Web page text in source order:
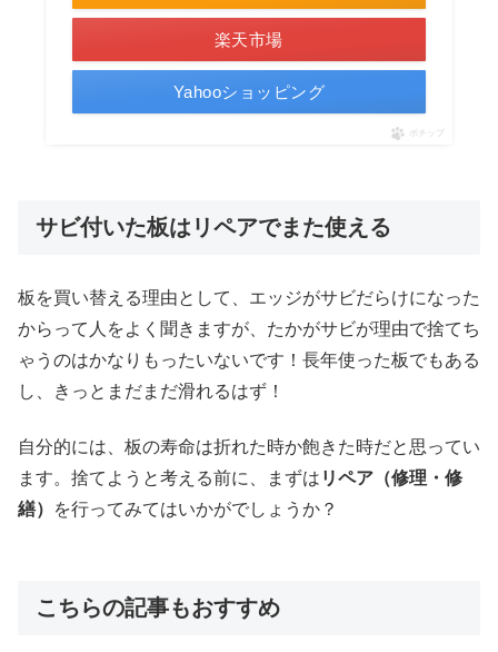
楽天市場
Yahooショッピング
ポチップ
サビ付いた板はリペアでまた使える
板を買い替える理由として、エッジがサビだらけになった
からって人をよく聞きますが、たかがサビが理由で捨てち
ゃうのはかなりもったいないです！長年使った板でもある
し、きっとまだまだ滑れるはず！
自分的には、板の寿命は折れた時か飽きた時だと思ってい
ます。捨てようと考える前に、まずは リペア（修理・修
繕）
を行ってみてはいかがでしょうか？
こちらの記事もおすすめ